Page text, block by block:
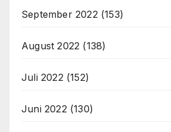
September 2022 (153)
August 2022 (138)
Juli 2022 (152)
Juni 2022 (130)